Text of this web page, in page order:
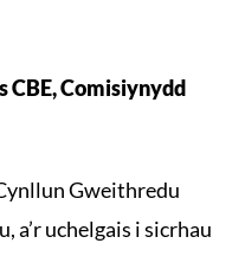
Comisiynydd
Gweithredu
a’r uchelgais i sicrhau